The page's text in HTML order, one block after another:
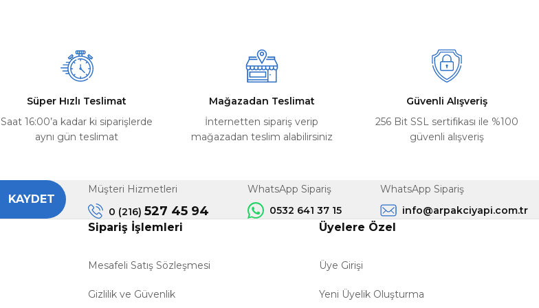
Gönder
Süper Hızlı Teslimat
Saat 16:00’a kadar ki siparişlerde
aynı gün teslimat
Mağazadan Teslimat
İnternetten sipariş verip
mağazadan teslim alabilirsiniz
Güvenli Alışveriş
256 Bit SSL sertifikası ile %100
güvenli alışveriş
KAYDET
Müşteri Hizmetleri
0 (216) 527 45 94
WhatsApp Sipariş
0532 641 37 15
WhatsApp Sipariş
info@arpakciyapi.com.tr
Sipariş İşlemleri
Mesafeli Satış Sözleşmesi
Gizlilik ve Güvenlik
Üyelere Özel
Üye Girişi
Yeni Üyelik Oluşturma